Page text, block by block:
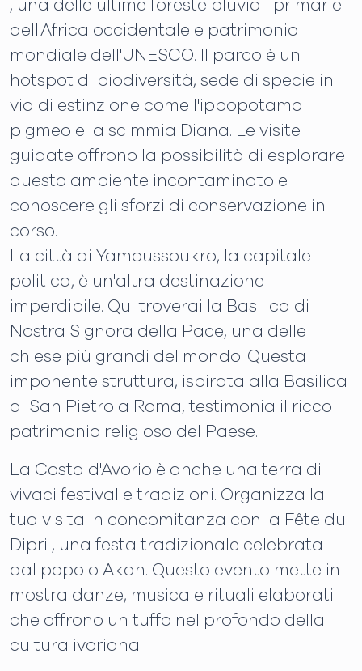
, una delle ultime foreste pluviali primarie
dell'Africa occidentale e patrimonio
mondiale dell'UNESCO. Il parco è un
hotspot di biodiversità, sede di specie in
via di estinzione come l'ippopotamo
pigmeo e la scimmia Diana. Le visite
guidate offrono la possibilità di esplorare
questo ambiente incontaminato e
conoscere gli sforzi di conservazione in
corso.
La città di Yamoussoukro, la capitale
politica, è un'altra destinazione
imperdibile. Qui troverai la Basilica di
Nostra Signora della Pace, una delle
chiese più grandi del mondo. Questa
imponente struttura, ispirata alla Basilica
di San Pietro a Roma, testimonia il ricco
patrimonio religioso del Paese.
La Costa d'Avorio è anche una terra di
vivaci festival e tradizioni. Organizza la
tua visita in concomitanza con la Fête du
Dipri , una festa tradizionale celebrata
dal popolo Akan. Questo evento mette in
mostra danze, musica e rituali elaborati
che offrono un tuffo nel profondo della
cultura ivoriana.